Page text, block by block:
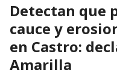
Detectan que
cauce y
en Castro:
Amarilla